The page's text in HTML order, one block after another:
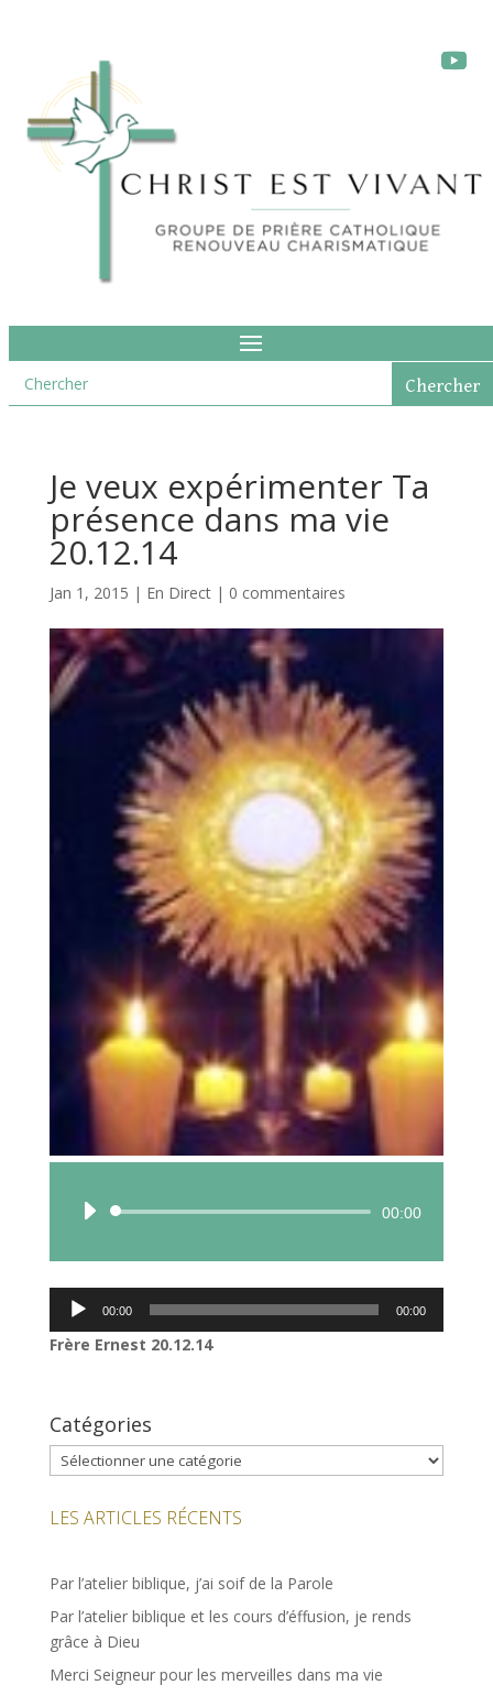
Je veux expérimenter Ta
présence dans ma vie
20.12.14
Jan 1, 2015 | En Direct| 0 commentaires
Lecteur
00:00
Lecteur
00:00 00:00
Frère Ernest 20.12.14
Catégories
Catégories
LES ARTICLES RÉCENTS
Par l’atelier biblique, j’ai soif de la Parole
Par l’atelier biblique et les cours d’éffusion, je rends
grâce à Dieu
Merci Seigneur pour les merveilles dans ma vie